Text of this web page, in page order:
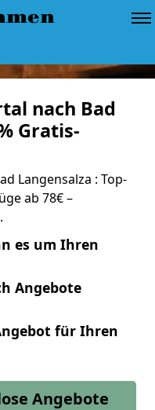
nach Bad
Gratis-
Langensalza : Top-
ab 78€ –
es um Ihren
Angebote
für Ihren
Angebote